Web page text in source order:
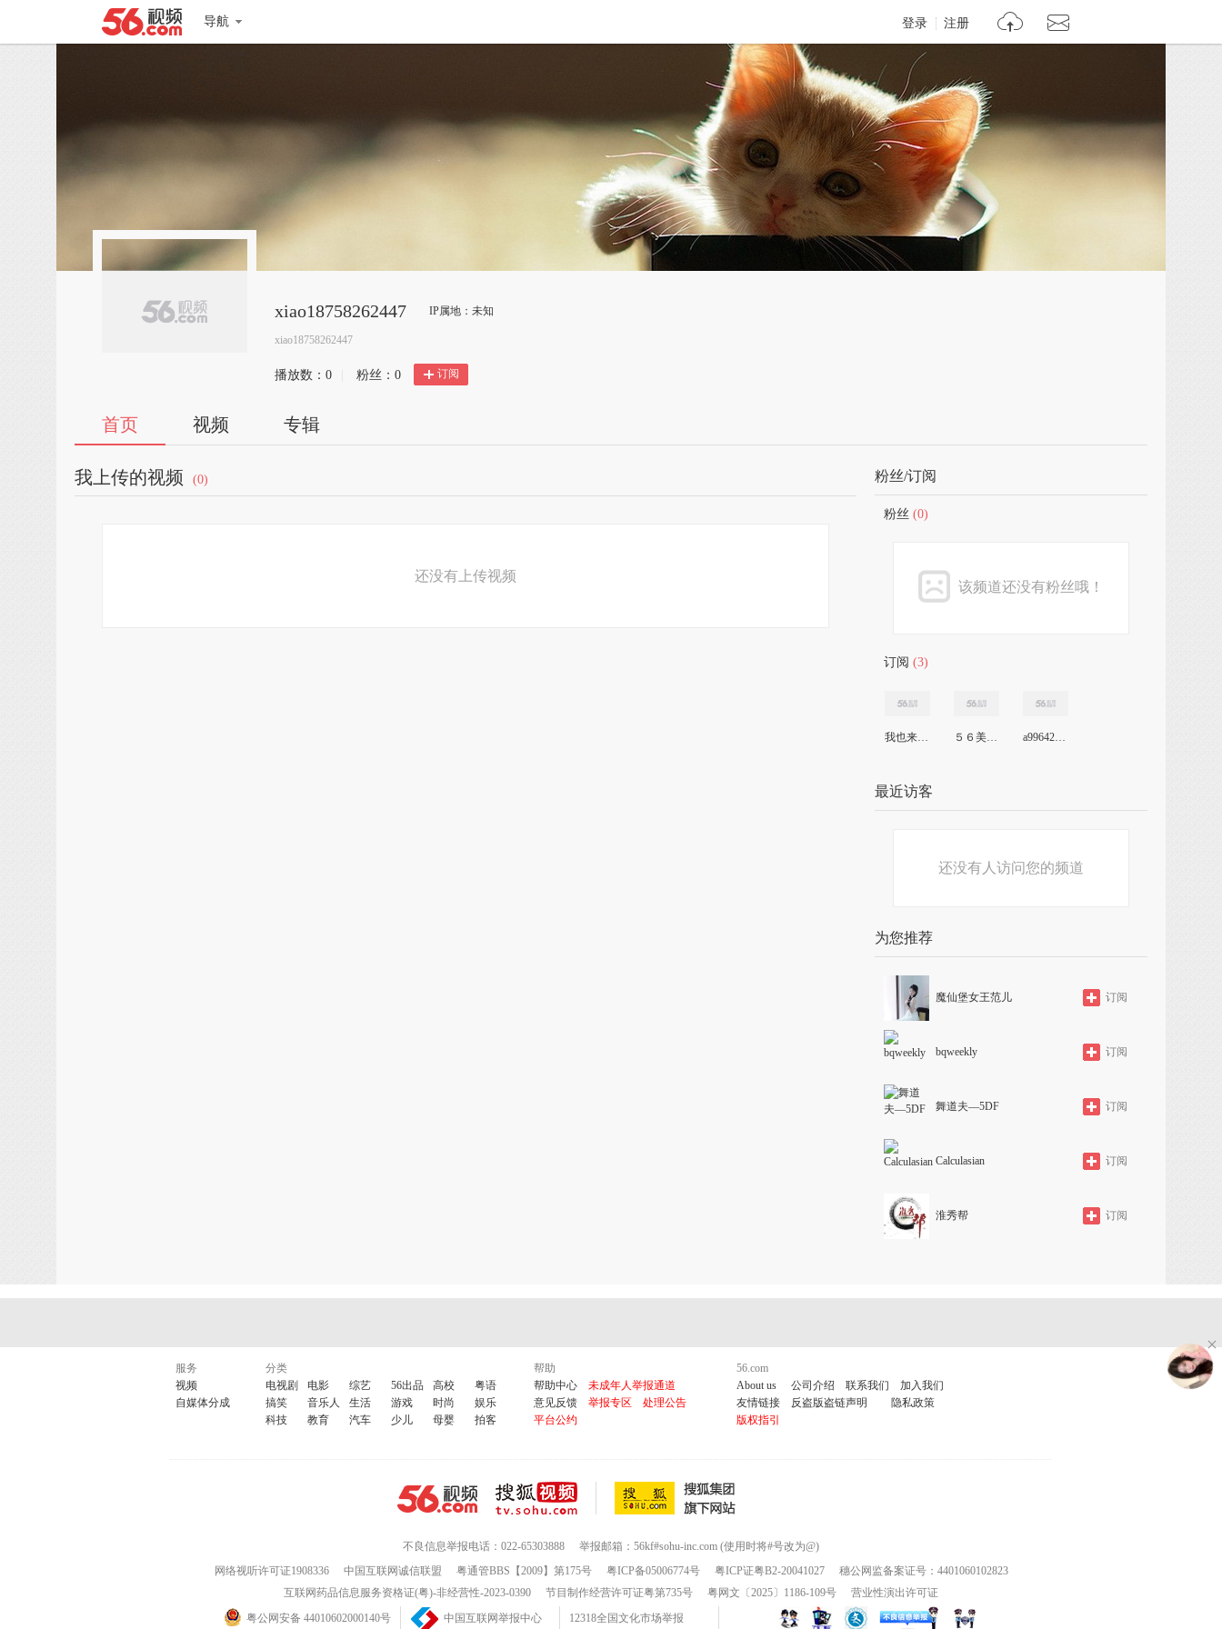
导航 登录 注册
xiao18758262447 IP属地：未知
xiao18758262447
播放数： 0 粉丝： 0 订阅
首页 视频 专辑
我上传的视频 (0)
还没有上传视频
粉丝/订阅
粉丝 (0)
该频道还没有粉丝哦！
订阅 (3)
我也来了56 ５６美女主播 a996423352
最近访客
还没有人访问您的频道
为您推荐
魔仙堡女王范儿 订阅
bqweekly 订阅
舞道夫—5DF 订阅
Calculasian 订阅
淮秀帮 订阅
服务
视频
自媒体分成
分类
电视剧
电影 综艺 56出品 高校
粤语
搞笑
音乐人 生活 游戏 时尚
娱乐
科技
教育 汽车 少儿 母婴 拍客
帮助
帮助中心
未成年人举报通道
意见反馈
举报专区
处理公告
平台公约
56.com
About us
公司介绍 联系我们
加入我们
友情链接
反盗版盗链声明
隐私政策
版权指引
不良信息举报电话：022-65303888
举报邮箱：56kf#sohu-inc.com (使用时将#号改为@)
网络视听许可证1908336
中国互联网诚信联盟 粤通管BBS【2009】第175号 粤ICP备05006774号 粤ICP证粤B2-20041027
穗公网监备案证号：4401060102823
互联网药品信息服务资格证(粤)-非经营性-2023-0390
节目制作经营许可证粤第735号 粤网文〔2025〕1186-109号
营业性演出许可证
粤公网安备 44010602000140号
中国互联网举报中心 12318全国文化市场举报